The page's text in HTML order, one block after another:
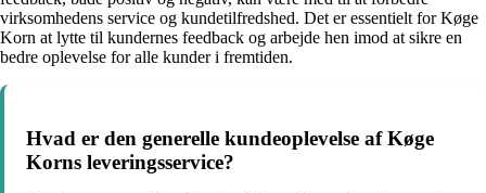
virksomhedens service og kundetilfredshed. Det er essentielt for Køge
Korn at lytte til kundernes feedback og arbejde hen imod at sikre en
bedre oplevelse for alle kunder i fremtiden.
Hvad er den generelle kundeoplevelse af Køge
Korns leveringsservice?